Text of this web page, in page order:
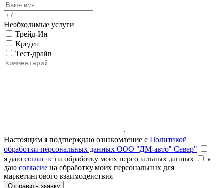
Необходимые услуги
Трейд-Ин
Кредит
Тест-драйв
Настоящим я подтверждаю ознакомление с Политикой
обработки персональных данных ООО "ДМ-авто" Север"
я даю согласие на обработку моих персональных данных
я
даю согласие на обработку моих персональных для
маркетингового взаимодействия